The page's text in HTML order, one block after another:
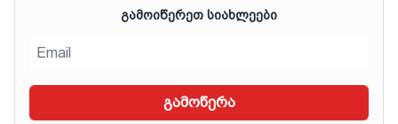
ᲒᲐᲛᲝᲘᲬᲔᲠᲔᲗ ᲡᲘᲐᲮᲚᲔᲔᲑᲘ
გამოწერა